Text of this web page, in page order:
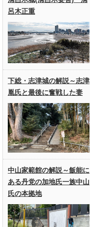
呂木正重
下総・志津城の解説～志津
胤氏と最後に奮戦した妻
中山家範館の解説～飯能に
ある丹党の加地氏一族中山
氏の本拠地